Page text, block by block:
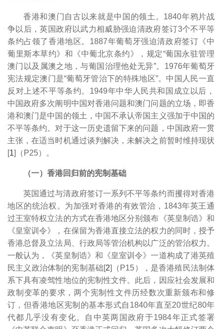
香港和澳门自古以来就是中国的领土。1840年鸦片战
争以后，英国政府以武力相威胁强迫清政府签订3个不平等
条约占领了香港地区。1887年葡萄牙强迫清政府签订《中
葡里斯本草约》和《中葡北京条约》，规定“葡国永驻管理
澳门以及属澳之地，与葡国治理他处无异”。1976年葡萄牙
宪法规定澳门是“葡萄牙管治下的特殊地区”。中国人民一直
反对上述不平等条约。1949年中华人民共和国成立以后，
中国政府多次阐明中国对香港问题和澳门问题的立场，即香
港和澳门是中国的领土，中国不承认帝国主义强加于中国的
不平等条约。对于这一历史遗留下来的问题，中国政府一贯
主张，在适当时机通过谈判解决，未解决之前暂时维持现状
[1]（P25）。
（一）香港回归前的宪制基础
英国通过与清政府签订一系列不平等条约而攫得对香港
地区的统治权。为加强对香港的有效管治，1843年英王通
过王室特权立法的方式在香港地区分别颁布《英皇制诰》和
《皇室训令》，在保留为香港直接立法的权力的同时，授予
香港总督及立法局、行政局等管治机构以广泛的管治权力。
一般认为，《英皇制诰》和《皇室训令》一道构成了港英殖
民主义政治体制的宪制基础[2]（P15），是香港殖民法制体
系下具有凌驾性地位的宪制性文件。此后，因应社会发展和
政制变革的要求，两个宪制性文件历经数次重新颁布和修
订，但香港地区宪制的基本形式自1840年直至20世纪80年
代都几乎没有变化。自中英两国政府于1984年正式签署